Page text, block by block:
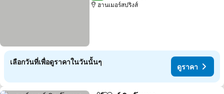
ฮานเมอร์สปริงส์
เลือกวันที่เพื่อดูราคาในวันนั้นๆ
ดูราคา